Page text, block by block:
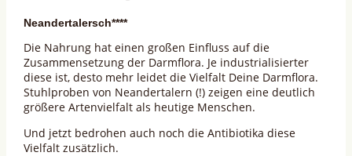
Neandertalersch****
Die Nahrung hat einen großen Einfluss auf die
Zusammensetzung der Darmflora. Je industrialisierter
diese ist, desto mehr leidet die Vielfalt Deine Darmflora.
Stuhlproben von Neandertalern (!) zeigen eine deutlich
größere Artenvielfalt als heutige Menschen.
Und jetzt bedrohen auch noch die Antibiotika diese
Vielfalt zusätzlich.